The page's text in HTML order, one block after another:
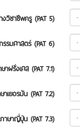
วิชาชีพครู (PAT 5)
รมศาสตร์ (PAT 6)
ฝรั่งเศส (PAT 7.1)
เยอรมัน (PAT 7.2)
ษาญี่ปุ่น (PAT 7.3)